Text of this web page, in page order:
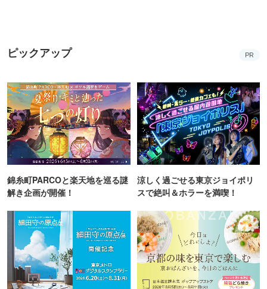
ピックアップ PR
錦糸町PARCOと楽天地を巡る謎
解き企画が開催！
涼しく過ごせる東京ジョイポリ
スで絶叫＆ホラーを満喫！